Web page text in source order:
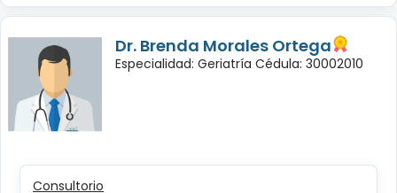
Dr. Brenda Morales Ortega
Especialidad: Geriatría Cédula: 30002010
Consultorio